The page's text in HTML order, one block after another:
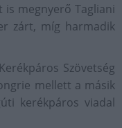
is megnyerő Tagliani
zárt, míg harmadik
Szövetség
mellett a másik
kerékpáros viadal